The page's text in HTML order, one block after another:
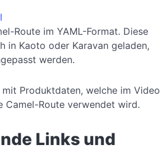
Route im YAML-Format. Diese
in Kaoto oder Karavan geladen,
werden.
mit Produktdaten, welche im Video
Camel-Route verwendet wird.
Links und